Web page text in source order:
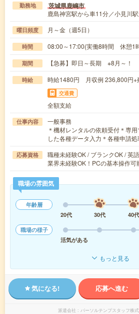
勤務地 茨城県鹿嶋市
鹿島神宮駅から車11分／小見川
曜日頻度 月～金（週5日）
時間 08:00～17:00(実働8時間 休憩1
期間 【急募】即日～長期 ※8月～！
時給 時給1480円 月収例 236,800円+
交通費
全額支給
仕事内容
一般事務
＊機材レンタルの依頼受付＊専
した各種データ入力＊各種申請
応募資格
職種未経験OK / ブランクOK / 英
業界未経験OK！PCの基本操作可
職場の雰囲気
年齢層
20代
30代 40代
職場の様子
活気がある
もっと見る
気になる! 応募へ進む
派遣会社 パーソルテンプスタッフ株